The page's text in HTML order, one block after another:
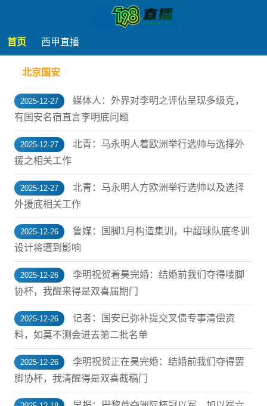
首页 西甲直播
北京国安
2025-12-27
媒体人：外界对李明之评估呈现多级克，
有国安名宿直言李明底问题
2025-12-27
北青：马永明人着欧洲举行选帅与选择外
援之相关工作
2025-12-27
北青：马永明人方欧洲举行选帅以及选择
外援底相关工作
2025-12-26
鲁媒：国脚1月构造集训，中超球队底冬训
设计将遭到影响
2025-12-26
李明祝贺着昊完婚：结婚前我们夺得喽脚
协杯，我醒来得是双喜届期门
2025-12-26
记者：国安已弥补提交叉债专事清偿资
料，如莫不测会进去第二批名单
2025-12-26
李明祝贺正在昊完婚：结婚前我们夺得罢
脚协杯，我清醒得是双喜截稿门